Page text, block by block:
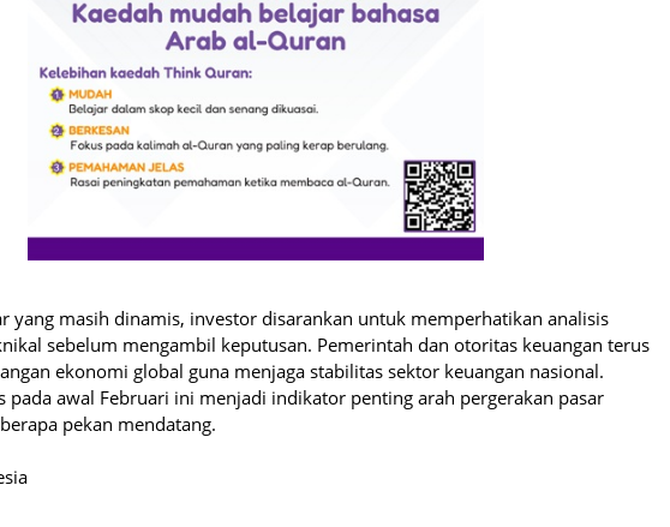
yang masih dinamis, investor disarankan untuk memperhatikan analisis
sebelum mengambil keputusan. Pemerintah dan otoritas keuangan terus
ekonomi global guna menjaga stabilitas sektor keuangan nasional.
pada awal Februari ini menjadi indikator penting arah pergerakan pasar
pekan mendatang.